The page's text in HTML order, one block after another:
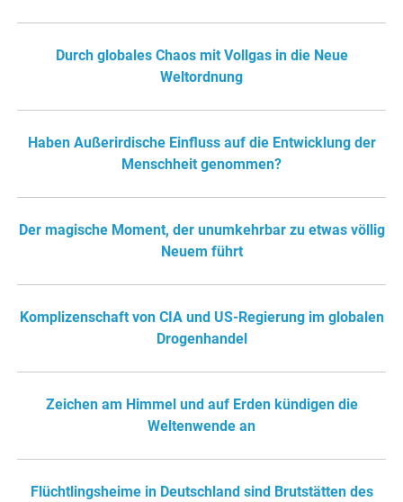
Durch globales Chaos mit Vollgas in die Neue
Weltordnung
Haben Außerirdische Einfluss auf die Entwicklung der
Menschheit genommen?
Der magische Moment, der unumkehrbar zu etwas völlig
Neuem führt
Komplizenschaft von CIA und US-Regierung im globalen
Drogenhandel
Zeichen am Himmel und auf Erden kündigen die
Weltenwende an
Flüchtlingsheime in Deutschland sind Brutstätten des